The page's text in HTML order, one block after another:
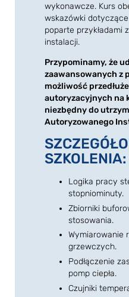
wykonawcze. Kurs
wskazówki
poparte przykładami
instalacji.
Przypominamy, że
zaawansowanych z
możliwość
autoryzacyjnych na
niezbędny do
Autoryzowanego
SZKOLENIA:
Logika pracy
stopniominuty.
Zbiorniki
stosowania.
Wymiarowanie
grzewczych.
Podłączenie
pomp ciepła.
Czujniki